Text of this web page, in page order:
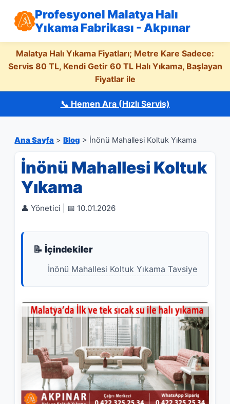
Profesyonel Malatya Halı
Yıkama Fabrikası - Akpınar
Malatya Halı Yıkama Fiyatları; Metre Kare Sadece:
Servis 80 TL, Kendi Getir 60 TL Halı Yıkama, Başlayan
Fiyatlar ile
📞 Hemen Ara (Hızlı Servis)
Ana Sayfa >Blog > İnönü Mahallesi Koltuk Yıkama
İnönü Mahallesi Koltuk
Yıkama
👤 Yönetici | 📅 10.01.2026
📝 İçindekiler
İnönü Mahallesi Koltuk Yıkama Tavsiye